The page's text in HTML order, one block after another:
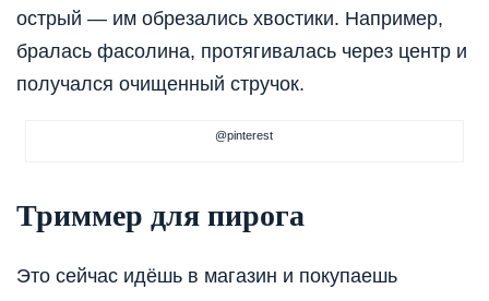
острый — им обрезались хвостики. Например,
бралась фасолина, протягивалась через центр и
получался очищенный стручок.
@pinterest
Триммер для пирога
Это сейчас идёшь в магазин и покупаешь